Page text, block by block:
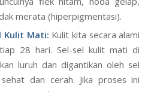
bekas jerawat), produksi
tidak terkendali. Ini
flek hitam, noda gelap,
merata (hiperpigmentasi).
Kulit Mati:Kulit kita secara alami
28 hari. Sel-sel kulit mati di